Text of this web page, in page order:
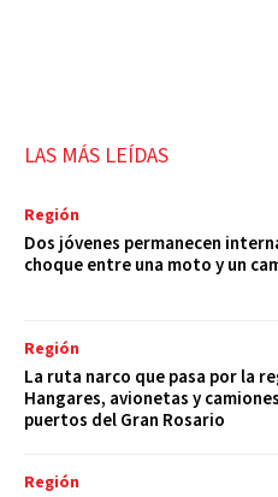
LAS MÁS LEÍDAS
Región
Dos jóvenes permanecen
choque entre una moto y un
Región
La ruta narco que pasa por la
Hangares, avionetas y
puertos del Gran Rosario
Región